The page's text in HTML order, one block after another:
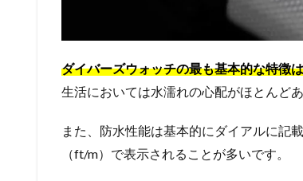
ダイバーズウォッチの最も基本的な特徴
生活においては水濡れの心配がほとんどあ
また、防水性能は基本的にダイアルに記
（ft/m）で表示されることが多いです。